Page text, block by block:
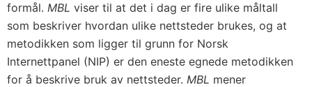
formål. MBL viser til at det i dag er fire ulike måltall
som beskriver hvordan ulike nettsteder brukes, og at
metodikken som ligger til grunn for Norsk
Internettpanel (NIP) er den eneste egnede metodikken
for å beskrive bruk av nettsteder. MBL mener